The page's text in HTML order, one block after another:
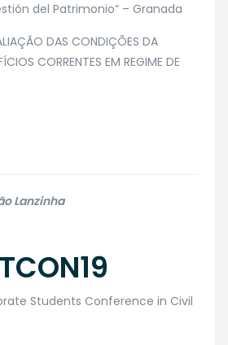
del Patrimonio” – Granada
DAS CONDIÇÕES DA
CORRENTES EM REGIME DE
Lanzinha
Students Conference in Civil